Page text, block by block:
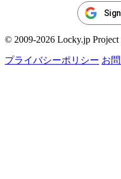
© 2009-2026 Locky.jp Project
プライバシーポリシー お